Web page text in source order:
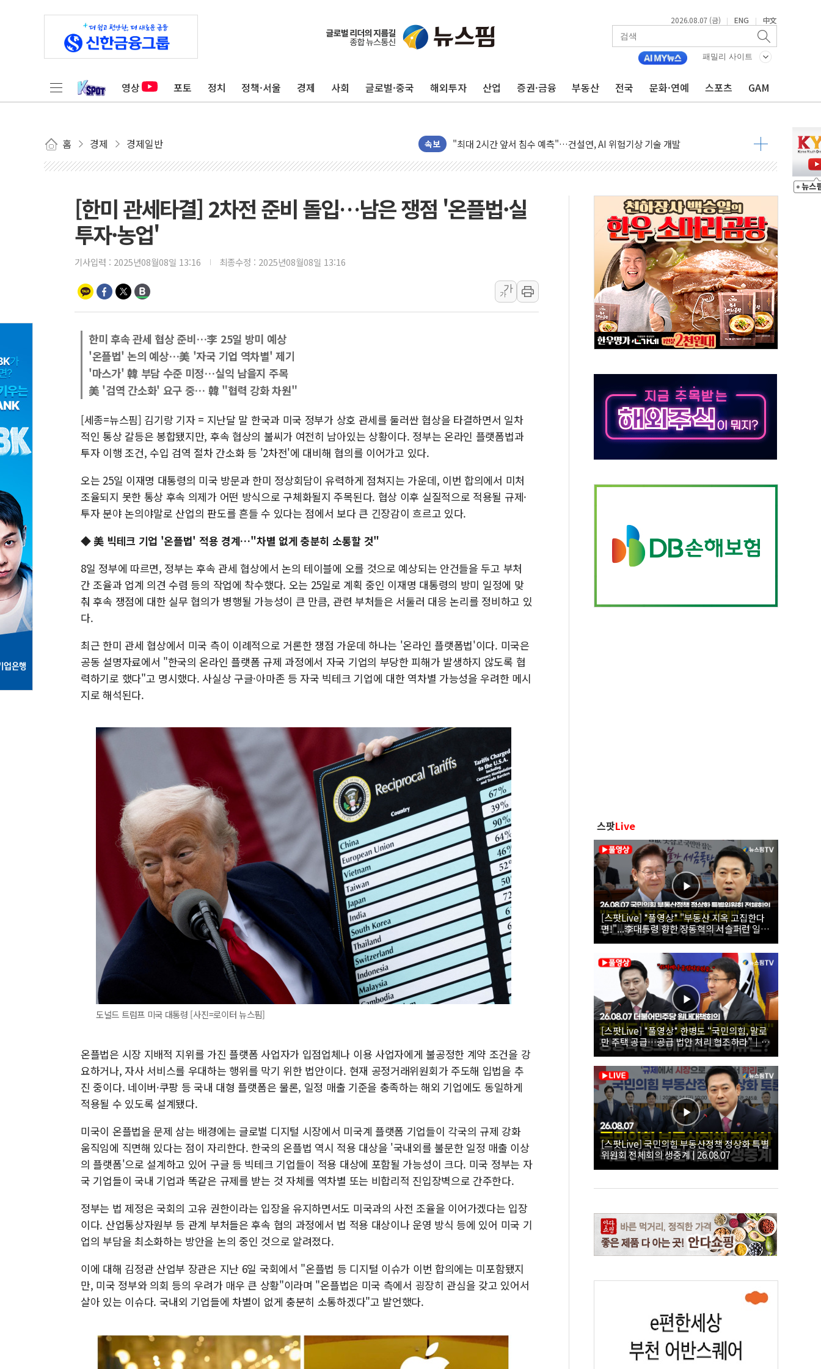
2026.08.07 (금) | ENG | 中文
패밀리 사이트
영상 포토 정치 정책·서울 경제 사회 글로벌·중국 해외투자 산업 증권·금융 부동산 전국 문화·연예 스포츠 GAM
홈 경제 경제일반 속보
코스피·코스닥 오전 동반 하락…내린 종목이 두 배 넘어
"최대 2시간 앞서 침수 예측"…건설연, AI 위험기상 기술 개발
창호 교체하다 난간 무너져…대전서 50대 일용직 추락 사망
장동혁 "규제와 대출 풀고 재개발·재건축 촉진하는 것이 부동산 정상화"
[속보] 종합특검, '尹 관저 이전 감사 무마' 유병호 감사위원 구속 기소
AI에 승부 건 네이버…내년 AI 팩토리 매출 본격화
日, 4~6월 105조원 환시 개입...4월 말 '56조원' 사상 최대
오렌지플래닛 창업재단, 스타트업 지원 프로그램 성료
경찰, '300억대 사기 혐의' 차가원 대표 구속 송치
장동혁 "집값 올려놓고 국민만 잡아"
[속보] '해병 순직 책임' 임성근 전 사단장 항소심도 징역 3년 선고
부동산정책 정상화 특별위원회 전체회의서 발언하는 장동혁 대표
전국 그늘막 4만개 육박 7년 새 7배 늘었다...폭염 대책비는 8.6배 증가
"취약계층에 더 가혹한 여름"…구윤철, 쪽방촌 폭염 대응상황 점검
美·日 환율공조에 유럽 패싱… '유로화 팔아 엔화 부양' 사후 통보만
구리값 사상 최고치…'닥터 코퍼'가 말하는 경기 신호가 달라졌다
[한미 관세타결] 2차전 준비 돌입…남은 쟁점 '온플법·실
투자·농업'
기사입력 : 2025년08월08일 13:16 최종수정 : 2025년08월08일 13:16
가
가
한미 후속 관세 협상 준비…李 25일 방미 예상
'온플법' 논의 예상…美 '자국 기업 역차별' 제기
'마스가' 韓 부담 수준 미정…실익 남을지 주목
美 '검역 간소화' 요구 중… 韓 "협력 강화 차원"
[세종=뉴스핌] 김기랑 기자 = 지난달 말 한국과 미국 정부가 상호 관세를 둘러싼 협상을 타결하면서 일차
적인 통상 갈등은 봉합됐지만, 후속 협상의 불씨가 여전히 남아있는 상황이다. 정부는 온라인 플랫폼법과
투자 이행 조건, 수입 검역 절차 간소화 등 '2차전'에 대비해 협의를 이어가고 있다.
오는 25일 이재명 대통령의 미국 방문과 한미 정상회담이 유력하게 점쳐지는 가운데, 이번 합의에서 미처
조율되지 못한 통상 후속 의제가 어떤 방식으로 구체화될지 주목된다. 협상 이후 실질적으로 적용될 규제·
투자 분야 논의야말로 산업의 판도를 흔들 수 있다는 점에서 보다 큰 긴장감이 흐르고 있다.
◆ 美 빅테크 기업 '온플법' 적용 경계…"차별 없게 충분히 소통할 것"
8일 정부에 따르면, 정부는 후속 관세 협상에서 논의 테이블에 오를 것으로 예상되는 안건들을 두고 부처
간 조율과 업계 의견 수렴 등의 작업에 착수했다. 오는 25일로 계획 중인 이재명 대통령의 방미 일정에 맞
춰 후속 쟁점에 대한 실무 협의가 병행될 가능성이 큰 만큼, 관련 부처들은 서둘러 대응 논리를 정비하고 있
다.
최근 한미 관세 협상에서 미국 측이 이례적으로 거론한 쟁점 가운데 하나는 '온라인 플랫폼법'이다. 미국은
공동 설명자료에서 "한국의 온라인 플랫폼 규제 과정에서 자국 기업의 부당한 피해가 발생하지 않도록 협
력하기로 했다"고 명시했다. 사실상 구글·아마존 등 자국 빅테크 기업에 대한 역차별 가능성을 우려한 메시
지로 해석된다.
도널드 트럼프 미국 대통령 [사진=로이터 뉴스핌]
온플법은 시장 지배적 지위를 가진 플랫폼 사업자가 입점업체나 이용 사업자에게 불공정한 계약 조건을 강
요하거나, 자사 서비스를 우대하는 행위를 막기 위한 법안이다. 현재 공정거래위원회가 주도해 입법을 추
진 중이다. 네이버·쿠팡 등 국내 대형 플랫폼은 물론, 일정 매출 기준을 충족하는 해외 기업에도 동일하게
적용될 수 있도록 설계됐다.
미국이 온플법을 문제 삼는 배경에는 글로벌 디지털 시장에서 미국계 플랫폼 기업들이 각국의 규제 강화
움직임에 직면해 있다는 점이 자리한다. 한국의 온플법 역시 적용 대상을 '국내외를 불문한 일정 매출 이상
의 플랫폼'으로 설계하고 있어 구글 등 빅테크 기업들이 적용 대상에 포함될 가능성이 크다. 미국 정부는 자
국 기업들이 국내 기업과 똑같은 규제를 받는 것 자체를 역차별 또는 비합리적 진입장벽으로 간주한다.
정부는 법 제정은 국회의 고유 권한이라는 입장을 유지하면서도 미국과의 사전 조율을 이어가겠다는 입장
이다. 산업통상자원부 등 관계 부처들은 후속 협의 과정에서 법 적용 대상이나 운영 방식 등에 있어 미국 기
업의 부담을 최소화하는 방안을 논의 중인 것으로 알려졌다.
이에 대해 김정관 산업부 장관은 지난 6일 국회에서 "온플법 등 디지털 이슈가 이번 합의에는 미포함됐지
만, 미국 정부와 의회 등의 우려가 매우 큰 상황"이라며 "온플법은 미국 측에서 굉장히 관심을 갖고 있어서
살아 있는 이슈다. 국내외 기업들에 차별이 없게 충분히 소통하겠다"고 발언했다.
스팟Live
[스팟Live] *풀영상* "부동산 지옥 고집한다
면!"...李대통령 향한 장동혁의 서슬퍼런 일갈
| 26.08.07 국민의힘 부동산정책 정상화 특별
위원회 전체회의
[스팟Live] *풀영상* 한병도 “국민의힘, 말로
만 주택 공급…공급 법안 처리 협조하라”｜
26.08.07 더불어민주당 원내대책회의
[스팟Live] 국민의힘 부동산정책 정상화 특별
위원회 전체회의 생중계 | 26.08.07